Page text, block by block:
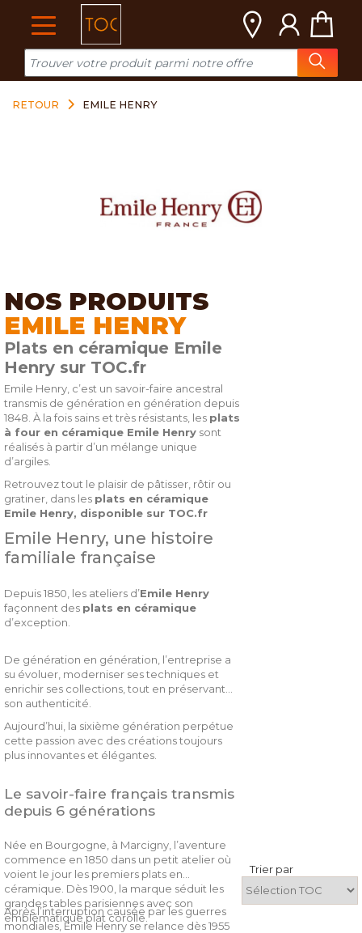
RETOUR EMILE HENRY
NOS PRODUITS
EMILE HENRY
Plats en céramique Emile
Henry sur TOC.fr
Emile Henry, c’est un savoir-faire ancestral
transmis de génération en génération depuis
1848. À la fois sains et très résistants, les plats
à four en céramique Emile Henry sont
réalisés à partir d’un mélange unique
d’argiles.
Retrouvez tout le plaisir de pâtisser, rôtir ou
gratiner, dans les plats en céramique
Emile Henry, disponible sur TOC.fr
Emile Henry, une histoire
familiale française
Depuis 1850, les ateliers d’Emile Henry
façonnent des plats en céramique
d’exception.
De génération en génération, l’entreprise a
su évoluer, moderniser ses techniques et
enrichir ses collections, tout en préservant
son authenticité.
Aujourd’hui, la sixième génération perpétue
cette passion avec des créations toujours
plus innovantes et élégantes.
Le savoir-faire français transmis
depuis 6 générations
Née en Bourgogne, à Marcigny, l’aventure
commence en 1850 dans un petit atelier où
voient le jour les premiers plats en
céramique. Dès 1900, la marque séduit les
grandes tables parisiennes avec son
emblématique plat corolle.
Après l’interruption causée par les guerres
mondiales, Emile Henry se relance dès 1955
Trier par
Cookies management panel